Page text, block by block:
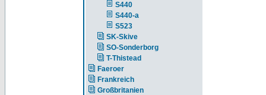
S440
S440-a
S523
SK-Skive
SO-Sonderborg
T-Thistead
Faeroer
Frankreich
Großbritanien